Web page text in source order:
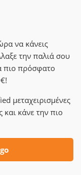
να κάνεις
την παλιά σου
πιο πρόσφατο
μεταχειρισμένες
και κάνε την πιο